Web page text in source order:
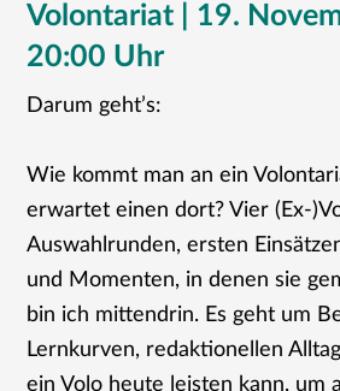
Volontariat | 19.
20:00 Uhr
Darum geht’s:
Wie kommt man an ein
erwartet einen dort? Vier (Ex-
Auswahlrunden, ersten
und Momenten, in denen sie
bin ich mittendrin. Es geht um
Lernkurven, redaktionellen
ein Volo heute leisten kann, um